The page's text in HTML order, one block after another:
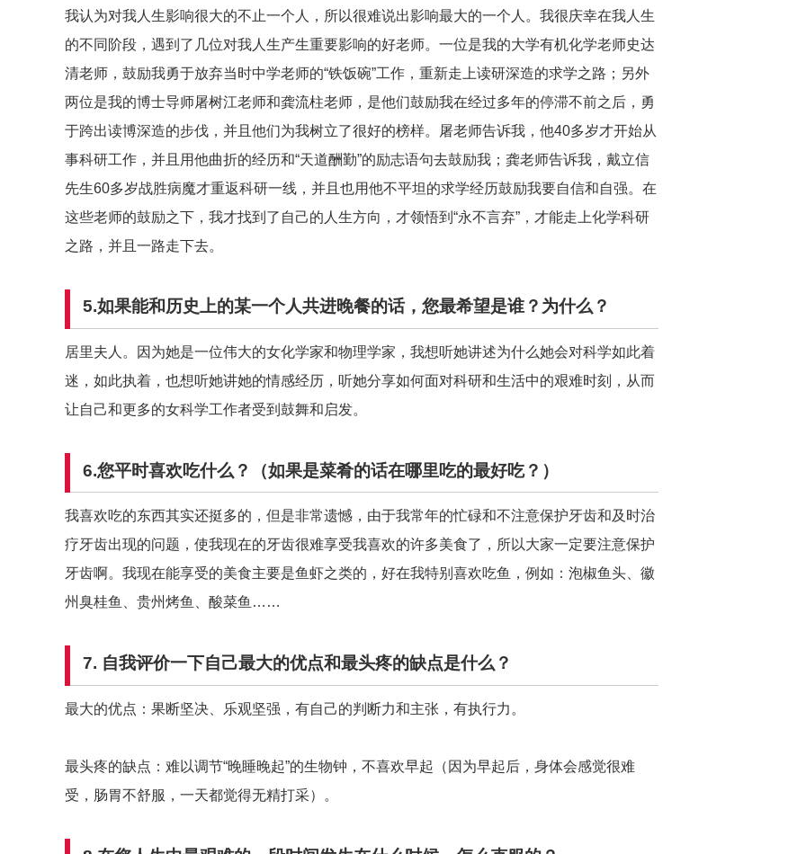
我认为对我人生影响很大的不止一个人，所以很难说出影响最大的一个人。我很庆幸在我人生
的不同阶段，遇到了几位对我人生产生重要影响的好老师。一位是我的大学有机化学老师史达
清老师，鼓励我勇于放弃当时中学老师的“铁饭碗”工作，重新走上读研深造的求学之路；另外
两位是我的博士导师屠树江老师和龚流柱老师，是他们鼓励我在经过多年的停滞不前之后，勇
于跨出读博深造的步伐，并且他们为我树立了很好的榜样。屠老师告诉我，他40多岁才开始从
事科研工作，并且用他曲折的经历和“天道酬勤”的励志语句去鼓励我；龚老师告诉我，戴立信
先生60多岁战胜病魔才重返科研一线，并且也用他不平坦的求学经历鼓励我要自信和自强。在
这些老师的鼓励之下，我才找到了自己的人生方向，才领悟到“永不言弃”，才能走上化学科研
之路，并且一路走下去。
5.如果能和历史上的某一个人共进晚餐的话，您最希望是谁？为什么 ？
居里夫人。因为她是一位伟大的女化学家和物理学家，我想听她讲述为什么她会对科学如此着
迷，如此执着，也想听她讲她的情感经历，听她分享如何面对科研和生活中的艰难时刻，从而
让自己和更多的女科学工作者受到鼓舞和启发。
6.您平时喜欢吃什么？（如果是菜肴的话在哪里吃的最好吃？）
我喜欢吃的东西其实还挺多的，但是非常遗憾，由于我常年的忙碌和不注意保护牙齿和及时治
疗牙齿出现的问题，使我现在的牙齿很难享受我喜欢的许多美食了，所以大家一定要注意保护
牙齿啊。我现在能享受的美食主要是鱼虾之类的，好在我特别喜欢吃鱼，例如：泡椒鱼头、徽
州臭桂鱼、贵州烤鱼、酸菜鱼……
7. 自我评价一下自己最大的优点和最头疼的缺点是什么？
最大的优点：果断坚决、乐观坚强，有自己的判断力和主张，有执行力。
最头疼的缺点：难以调节“晚睡晚起”的生物钟，不喜欢早起（因为早起后，身体会感觉很难
受，肠胃不舒服，一天都觉得无精打采）。